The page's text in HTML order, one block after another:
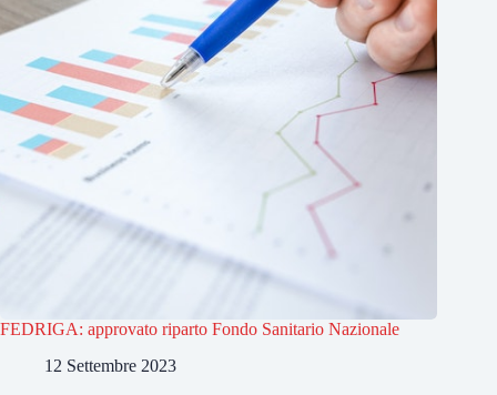
FEDRIGA: approvato riparto Fondo Sanitario Nazionale
12 Settembre 2023